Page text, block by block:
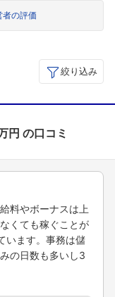
者の評価
絞り込み
円 の口コミ
料やボーナスは上
くても稼ぐことが
います。事務は儲
の日数も多いし3